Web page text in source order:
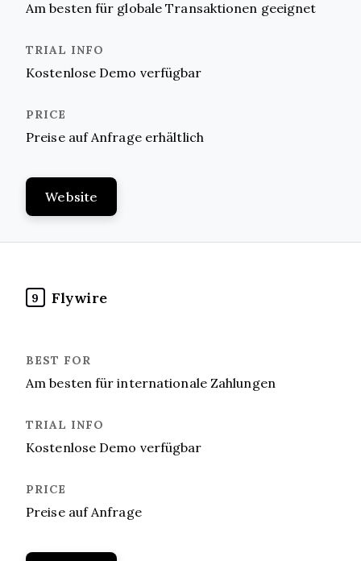
Am besten für globale Transaktionen geeignet
Kostenlose Demo verfügbar
Preise auf Anfrage erhältlich
Website
9 Flywire
Am besten für internationale Zahlungen
Kostenlose Demo verfügbar
Preise auf Anfrage